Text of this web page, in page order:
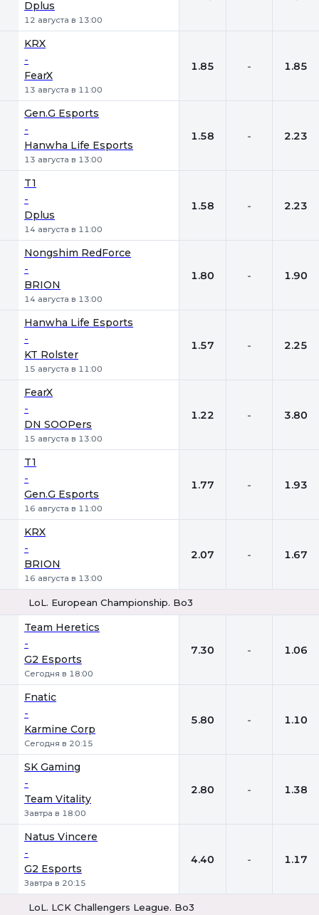
Dplus
12 августа в 13:00
KRX
-
FearX
13 августа в 11:00
1.85 - 1.85
Gen.G Esports
-
Hanwha Life Esports
13 августа в 13:00
1.58 - 2.23
T1
-
Dplus
14 августа в 11:00
1.58 - 2.23
Nongshim RedForce
-
BRION
14 августа в 13:00
1.80 - 1.90
Hanwha Life Esports
-
KT Rolster
15 августа в 11:00
1.57 - 2.25
FearX
-
DN SOOPers
15 августа в 13:00
1.22 - 3.80
T1
-
Gen.G Esports
16 августа в 11:00
1.77 - 1.93
KRX
-
BRION
16 августа в 13:00
2.07 - 1.67
LoL. European Championship. Bo3
Team Heretics
-
G2 Esports
Сегодня в 18:00
7.30 - 1.06
Fnatic
-
Karmine Corp
Сегодня в 20:15
5.80 - 1.10
SK Gaming
-
Team Vitality
Завтра в 18:00
2.80 - 1.38
Natus Vincere
-
G2 Esports
Завтра в 20:15
4.40 - 1.17
LoL. LCK Challengers League. Bo3